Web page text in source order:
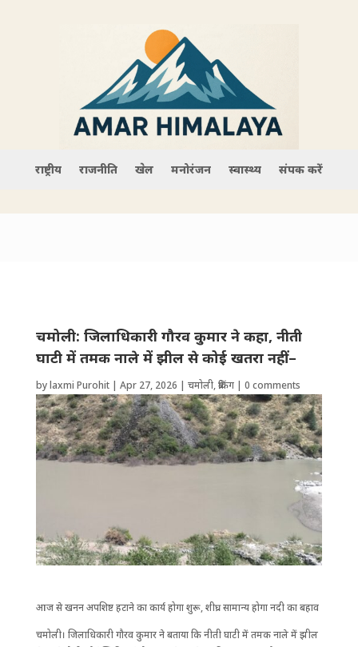
राष्ट्रीय राजनीति खेल मनोरंजन स्वास्थ्य संपर्क करें
चमोली: जिला​धिकारी गौरव कुमार ने कहा, नीती
घाटी में तमक नाले में झील से कोई खतरा नहीं–
bylaxmi Purohit| Apr 27, 2026 | चमोली,ब्रेकिंग| 0 comments
आज से खनन अपशिष्ट हटाने का कार्य होगा शुरू, शीघ्र सामान्य होगा नदी का बहाव
चमोली। जिला​धिकारी गौरव कुमार ने बताया कि नीती घाटी में तमक नाले में झील